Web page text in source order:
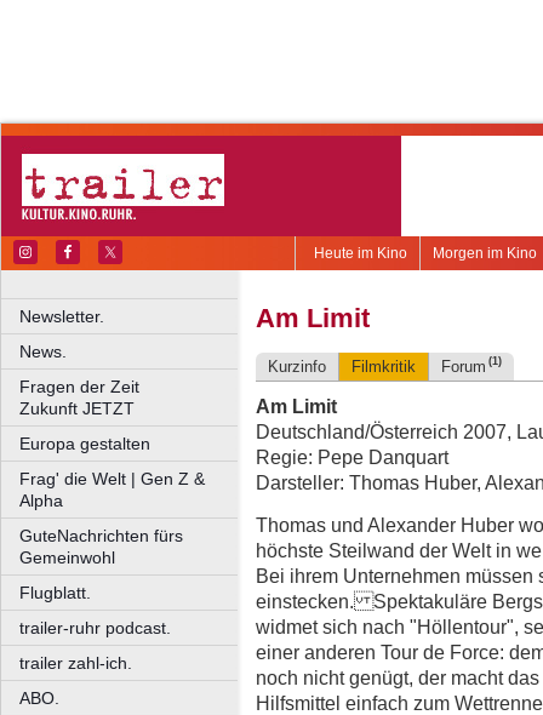
Morgen im Kino
Heute im Kino
Newsletter.
News.
Fragen der Zeit
Zukunft JETZT
Europa gestalten
Frag' die Welt | Gen Z &
Alpha
GuteNachrichten fürs
Gemeinwohl
Flugblatt.
trailer-ruhr podcast.
trailer zahl-ich.
ABO.
Am Limit
Kurzinfo Filmkritik Forum (1)
Am Limit
Deutschland/Österreich 2007,
Regie: Pepe Danquart
Darsteller: Thomas Huber,
Thomas und Alexander Huber
höchste Steilwand der Welt in
Bei ihrem Unternehmen
einstecken. Spektakuläre
widmet sich nach "Höllentour",
einer anderen Tour de Force:
noch nicht genügt, der macht
Hilfsmittel einfach zum